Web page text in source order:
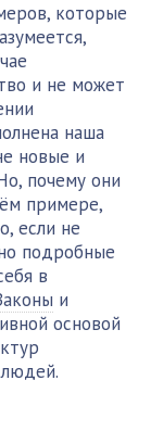
которые
и не может
наша
новые и
почему они
примере,
если не
подробные
в
и
основой